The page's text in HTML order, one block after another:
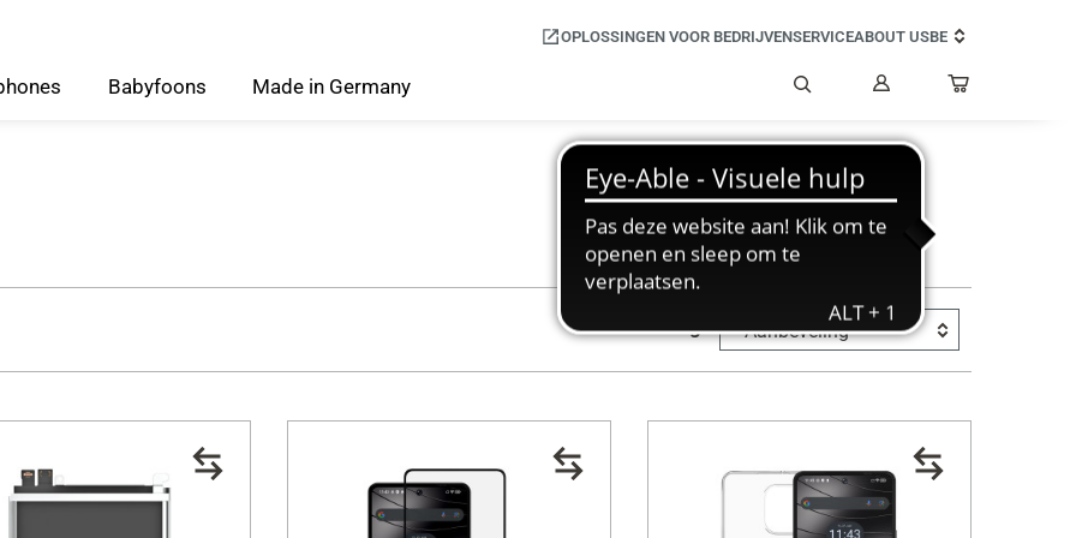
OPLOSSINGEN VOOR BEDRIJVENSERVICEABOUT USBE
Babyfoons Made in Germany
Sorting: Aanbeveling
40 €